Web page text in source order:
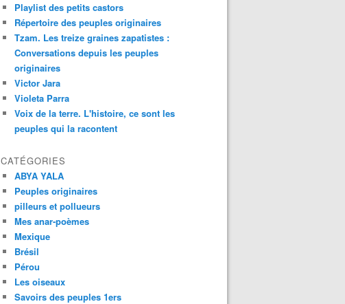
Playlist des petits castors
Répertoire des peuples originaires
Tzam. Les treize graines zapatistes :
Conversations depuis les peuples
originaires
Victor Jara
Violeta Parra
Voix de la terre. L'histoire, ce sont les
peuples qui la racontent
CATÉGORIES
ABYA YALA
Peuples originaires
pilleurs et pollueurs
Mes anar-poèmes
Mexique
Brésil
Pérou
Les oiseaux
Savoirs des peuples 1ers